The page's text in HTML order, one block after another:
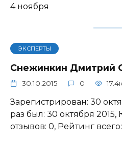
4 ноября
ЭКСПЕРТЫ
Снежинкин Дмитрий
30.10.2015 0 17.4к.
Зарегистрирован: 30
раз был: 30 октября 2015,
отзывов: 0, Рейтинг